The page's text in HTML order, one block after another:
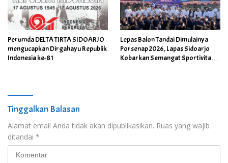
Perumda DELTA TIRTA SIDOARJO
mengucapkan Dirgahayu Republik
Indonesia ke-81
Lepas Balon Tandai Dimulainya
Porsenap 2026, Lapas Sidoarjo
Kobarkan Semangat Sportivitas
Tinggalkan Balasan
Alamat email Anda tidak akan dipublikasikan. Ruas yang wajib
ditandai *